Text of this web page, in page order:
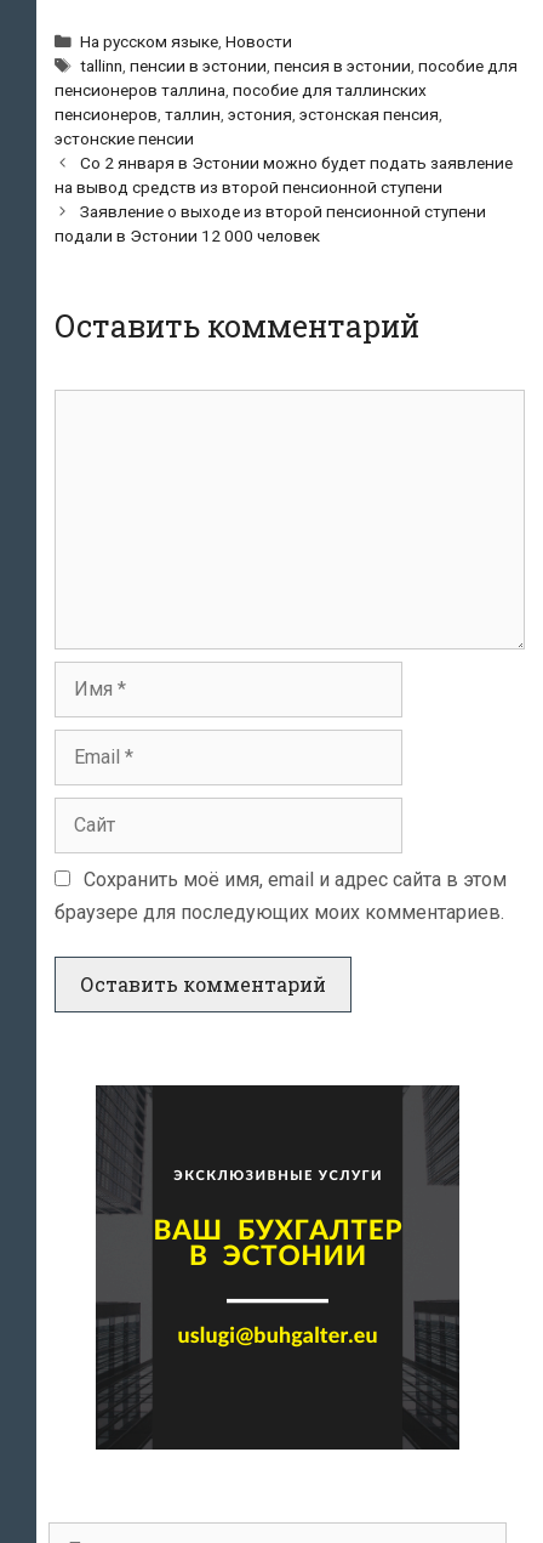
Рубрики
На русском языке ,Новости
Метки
tallinn ,пенсии в эстонии ,пенсия в эстонии ,пособие для
пенсионеров таллина пособие для таллинских
пенсионеров таллин эстония эстонская пенсия
эстонские пенсии
Навигация
по
записям
Со 2 января в Эстонии можно будет подать заявление
на вывод средств из второй пенсионной ступени
Заявление о выходе из второй пенсионной ступени
подали в Эстонии 12 000 человек
Оставить комментарий
Сохранить моё имя, email и адрес сайта в этом
браузере для последующих моих комментариев.